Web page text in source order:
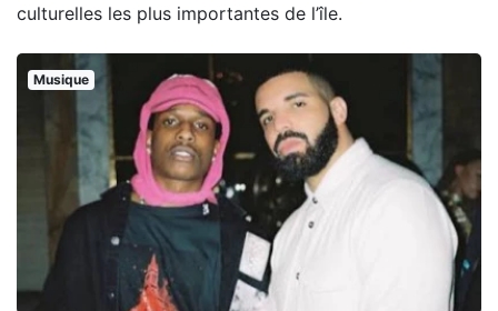
culturelles les plus importantes de l’île.
Musique